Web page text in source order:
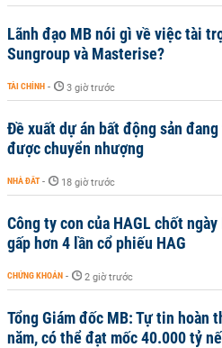
Lãnh đạo MB nói gì về việc tài
Sungroup và Masterise?
TÀI CHÍNH - 3 giờ trước
Đề xuất dự án bất động sản
được chuyển nhượng
NHÀ ĐẤT - 18 giờ trước
Công ty con của HAGL chốt
gấp hơn 4 lần cổ phiếu HAG
CHỨNG KHOÁN - 2 giờ trước
Tổng Giám đốc MB: Tự tin hoàn
năm, có thể đạt mốc 40.000 tỷ